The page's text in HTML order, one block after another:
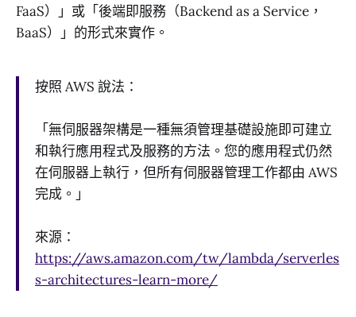
FaaS）」或「後端即服務（Backend as a Service，
BaaS）」的形式來實作。
按照 AWS 說法：
「無伺服器架構是一種無須管理基礎設施即可建立
和執行應用程式及服務的方法。您的應用程式仍然
在伺服器上執行，但所有伺服器管理工作都由 AWS
完成。」
來源：
https://aws.amazon.com/tw/lambda/serverles
s-architectures-learn-more/